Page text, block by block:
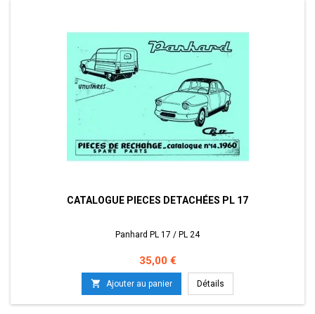
CATALOGUE PIECES DETACHÉES PL 17
Panhard PL 17 / PL 24
Prix
35,00 €
 Ajouter au panier Détails